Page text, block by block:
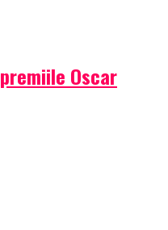
Oscar